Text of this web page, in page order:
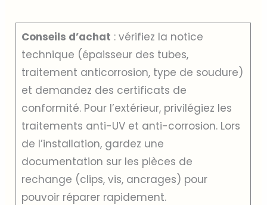
Conseils d’achat : vérifiez la notice
technique (épaisseur des tubes,
traitement anticorrosion, type de soudure)
et demandez des certificats de
conformité. Pour l’extérieur, privilégiez les
traitements anti-UV et anti-corrosion. Lors
de l’installation, gardez une
documentation sur les pièces de
rechange (clips, vis, ancrages) pour
pouvoir réparer rapidement.